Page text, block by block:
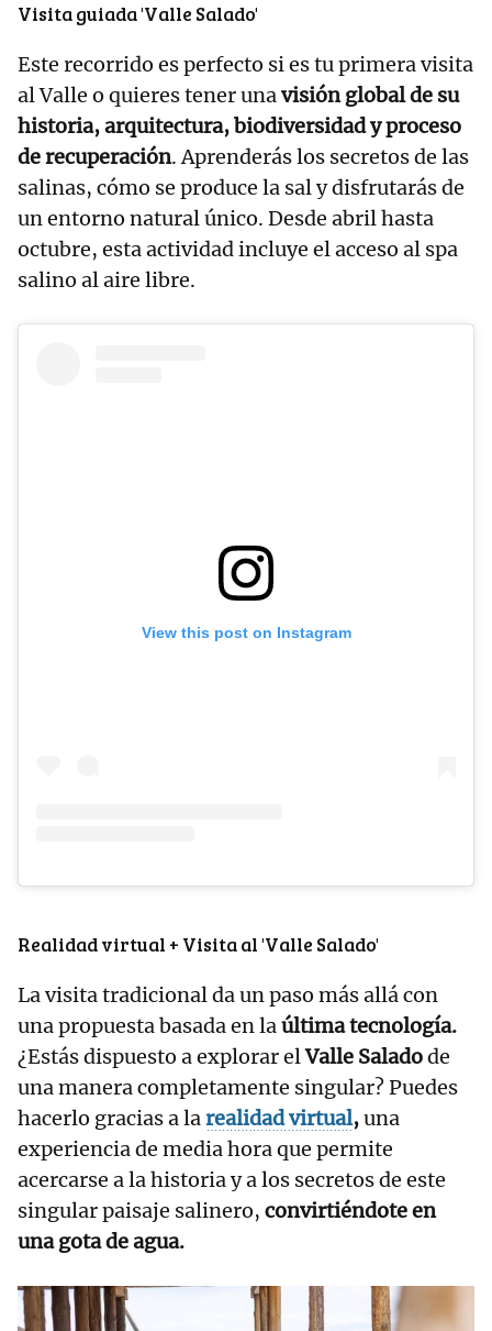
Visita guiada 'Valle Salado'
Este recorrido es perfecto si es tu primera visita
al Valle o quieres tener unavisión global de su
historia, arquitectura, biodiversidad y proceso
de recuperación. Aprenderás los secretos de las
salinas, cómo se produce la sal y disfrutarás de
un entorno natural único. Desde abril hasta
octubre, esta actividad incluye el acceso al spa
salino al aire libre.
View this post on Instagram
Realidad virtual + Visita al 'Valle Salado'
La visita tradicional da un paso más allá con
una propuesta basada en laúltima tecnología.
¿Estás dispuesto a explorar elValle Saladode
una manera completamente singular? Puedes
hacerlo gracias a larealidad virtual,una
experiencia de media hora que permite
acercarse a la historia y a los secretos de este
singular paisaje salinero, convirtiéndote en
una gota de agua.